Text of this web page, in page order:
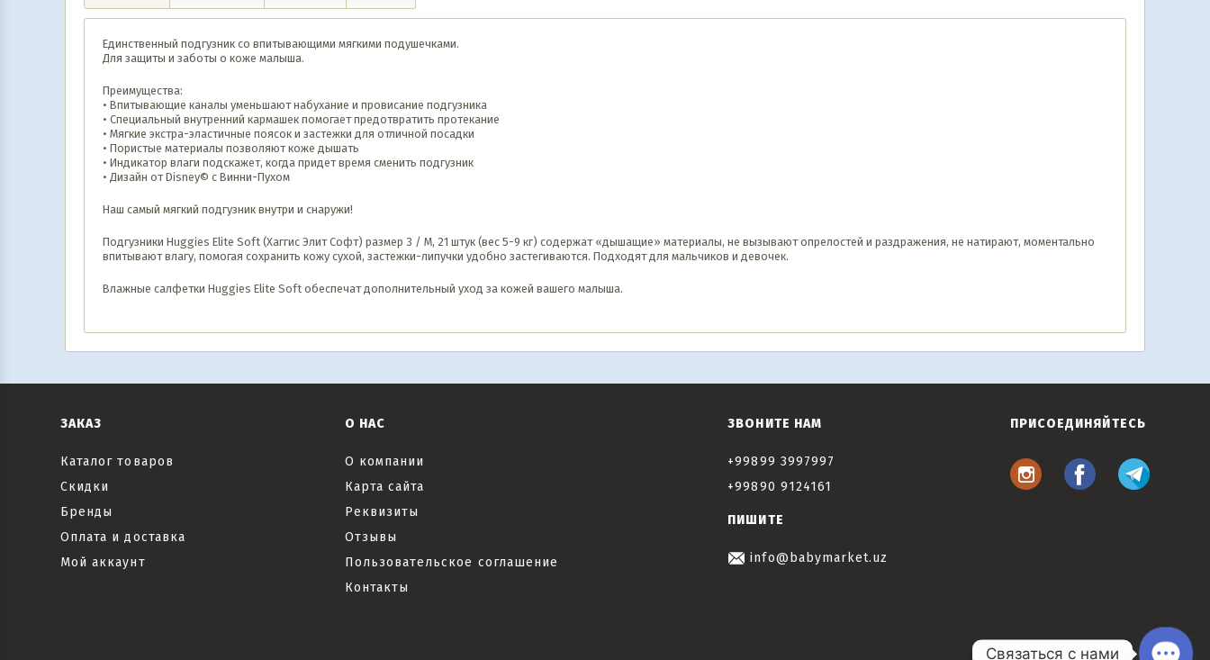
Единственный подгузник со впитывающими мягкими подушечками.
Для защиты и заботы о коже малыша.
Преимущества:
• Впитывающие каналы уменьшают набухание и провисание подгузника
• Специальный внутренний кармашек помогает предотвратить протекание
• Мягкие экстра-эластичные поясок и застежки для отличной посадки
• Пористые материалы позволяют коже дышать
• Индикатор влаги подскажет, когда придет время сменить подгузник
• Дизайн от Disney© с Винни-Пухом
Наш самый мягкий подгузник внутри и снаружи!
Подгузники Huggies Elite Soft (Хаггис Элит Софт) размер 3 / M, 21 штук (вес 5-9 кг) содержат «дышащие» материалы, не вызывают опрелостей и раздражения, не натирают, моментально
впитывают влагу, помогая сохранить кожу сухой, застежки-липучки удобно застегиваются. Подходят для мальчиков и девочек.
Влажные салфетки Huggies Elite Soft обеспечат дополнительный уход за кожей вашего малыша.
ЗАКАЗ
Каталог товаров
Скидки
Бренды
Оплата и доставка
Мой аккаунт
О НАС
О компании
Карта сайта
Реквизиты
Отзывы
Пользовательское соглашение
Контакты
ЗВОНИТЕ НАМ
+99899 3997997
+99890 9124161
ПИШИТЕ
info@babymarket.uz
ПРИСОЕДИНЯЙТЕСЬ
Связаться с нами